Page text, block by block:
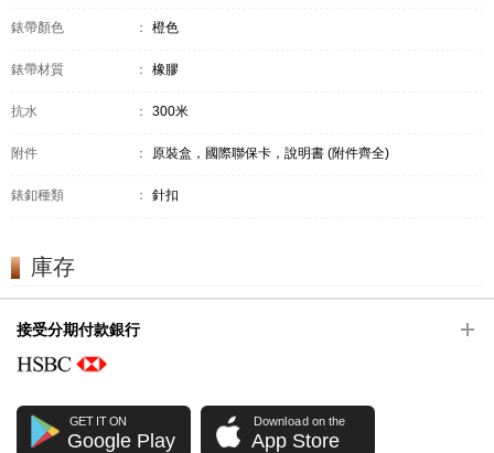
錶帶顏色 ： 橙色
錶帶材質 ： 橡膠
抗水 ： 300米
附件 ： 原裝盒，國際聯保卡，說明書 (附件齊全)
錶釦種類 ： 針扣
庫存
接受分期付款銀行
GET IT ON
Google Play
Download on the
App Store